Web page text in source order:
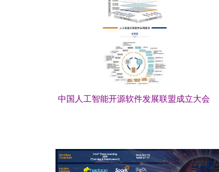
中国人工智能开源软件发展联盟成立大会